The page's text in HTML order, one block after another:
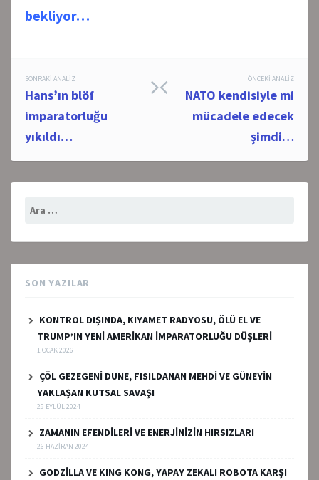
bekliyor…
Post
navigation
ÖNCEKI ANALIZ
NATO kendisiyle mi
mücadele edecek
şimdi…
SONRAKI ANALIZ
Hans’ın blöf
imparatorluğu
yıkıldı…
SON YAZILAR
KONTROL DIŞINDA, KIYAMET RADYOSU, ÖLÜ EL VE
TRUMP’IN YENİ AMERİKAN İMPARATORLUĞU DÜŞLERİ
1 OCAK 2026
ÇÖL GEZEGENİ DUNE, FISILDANAN MEHDİ VE GÜNEYİN
YAKLAŞAN KUTSAL SAVAŞI
29 EYLÜL 2024
ZAMANIN EFENDİLERİ VE ENERJİNİZİN HIRSIZLARI
26 HAZIRAN 2024
GODZİLLA VE KING KONG, YAPAY ZEKALI ROBOTA KARŞI